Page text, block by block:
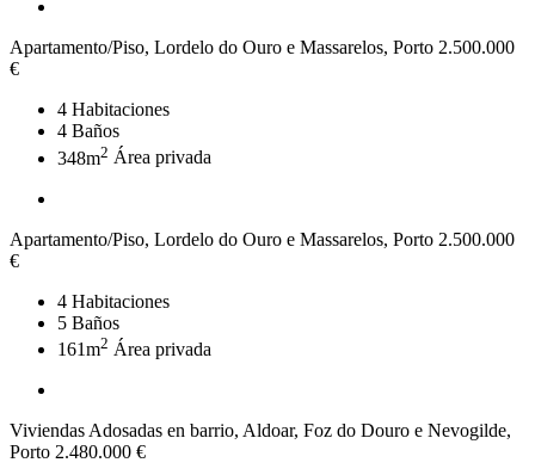
Apartamento/Piso, Lordelo do Ouro e Massarelos, Porto 2.500.000
€
4 Habitaciones
4 Baños
348m2 Área privada
Apartamento/Piso, Lordelo do Ouro e Massarelos, Porto 2.500.000
€
4 Habitaciones
5 Baños
161m2 Área privada
Viviendas Adosadas en barrio, Aldoar, Foz do Douro e Nevogilde,
Porto 2.480.000 €